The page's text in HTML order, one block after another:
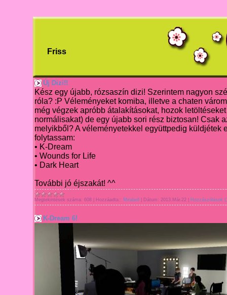
Friss
Új Dizi!!
Kész egy újabb, rózsaszín dizi! Szerintem nagyon
róla? :P Véleményeket komiba, illetve a chaten
még végzek apróbb átalakításokat, hozok
normálisakat) de egy újabb sori rész biztosan! Csak
melyikből? A véleményetekkel együttpedig küldjétek
folytassam:
• K-Dream
• Wounds for Life
• Dark Heart
További jó éjszakát! ^^
Megtekintések száma: 608 Hozzáadta:: Mirabell Dátum: 2013.Már.22 Hozzászólások
K-Dream 6!